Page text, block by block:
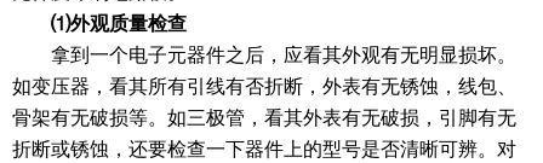
⑴外观质量检查
拿到一个电子元器件之后，应看其外观有无明显损坏。
如变压器，看其所有引线有否折断，外表有无锈蚀，线包、
骨架有无破损等。如三极管，看其外表有无破损，引脚有无
折断或锈蚀，还要检查一下器件上的型号是否清晰可辨。对